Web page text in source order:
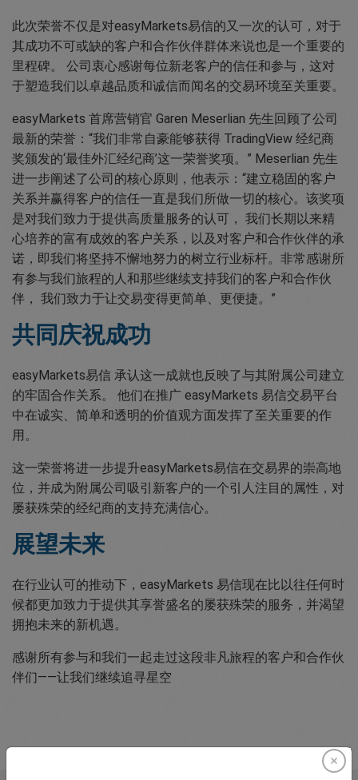
此次荣誉不仅是对easyMarkets易信的又一次的认可，对于
其成功不可或缺的客户和合作伙伴群体来说也是一个重要的
里程碑。 公司衷心感谢每位新老客户的信任和参与，这对
于塑造我们以卓越品质和诚信而闻名的交易环境至关重要。
easyMarkets 首席营销官 Garen Meserlian 先生回顾了公司
最新的荣誉：“我们非常自豪能够获得 TradingView 经纪商
奖颁发的‘最佳外汇经纪商’这一荣誉奖项。” Meserlian 先生
进一步阐述了公司的核心原则，他表示：“建立稳固的客户
关系并赢得客户的信任一直是我们所做一切的核心。该奖项
是对我们致力于提供高质量服务的认可， 我们长期以来精
心培养的富有成效的客户关系，以及对客户和合作伙伴的承
诺，即我们将坚持不懈地努力的树立行业标杆。非常感谢所
有参与我们旅程的人和那些继续支持我们的客户和合作伙
伴， 我们致力于让交易变得更简单、更便捷。”
共同庆祝成功
easyMarkets易信 承认这一成就也反映了与其附属公司建立
的牢固合作关系。 他们在推广 easyMarkets 易信交易平台
中在诚实、简单和透明的价值观方面发挥了至关重要的作
用。
这一荣誉将进一步提升easyMarkets易信在交易界的崇高地
位，并成为附属公司吸引新客户的一个引人注目的属性，对
屡获殊荣的经纪商的支持充满信心。
展望未来
在行业认可的推动下，easyMarkets 易信现在比以往任何时
候都更加致力于提供其享誉盛名的屡获殊荣的服务，并渴望
拥抱未来的新机遇。
感谢所有参与和我们一起走过这段非凡旅程的客户和合作伙
伴们——让我们继续追寻星空